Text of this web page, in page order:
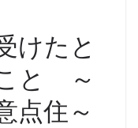
けたと
と ～
点住～